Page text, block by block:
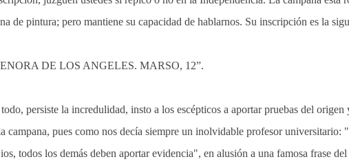
de pintura; pero mantiene su capacidad de hablarnos. Su inscripción es la
DE LOS ANGELES. MARSO, 12”.
persiste la incredulidad, insto a los escépticos a aportar pruebas del origen
campana, pues como nos decía siempre un inolvidable profesor universitario:
todos los demás deben aportar evidencia", en alusión a una famosa frase del